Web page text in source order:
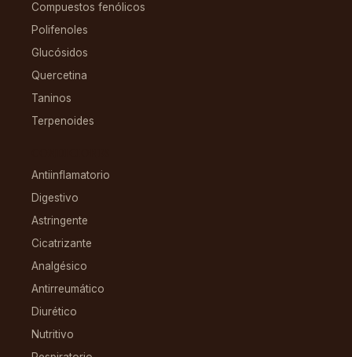
Compuestos fenólicos
Polifenoles
Glucósidos
Quercetina
Taninos
Terpenoides
Antiinflamatorio
Digestivo
Astringente
Cicatrizante
Analgésico
Antirreumático
Diurético
Nutritivo